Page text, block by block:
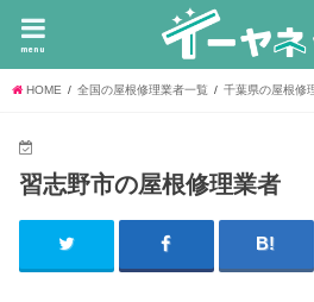
menu
HOME 全国の屋根修理業者一覧 千葉県の屋根修
習志野市の屋根修理業者